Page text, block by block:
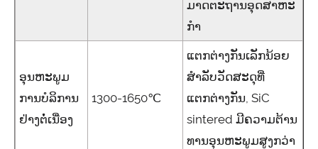
ມາດຕະຖານອຸດສາຫະ
ກໍາ
ອຸນຫະພູມ
ການບໍລິການ
ຢ່າງຕໍ່ເນື່ອງ
1300-1650℃
ແຕກຕ່າງກັນເລັກນ້ອຍ
ສໍາລັບວັດສະດຸທີ່
ແຕກຕ່າງກັນ, SiC
sintered ມີຄວາມຕ້ານ
ທານອຸນຫະພູມສູງກວ່າ